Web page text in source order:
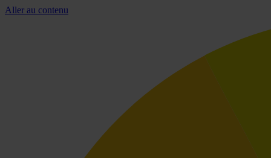
Aller au contenu